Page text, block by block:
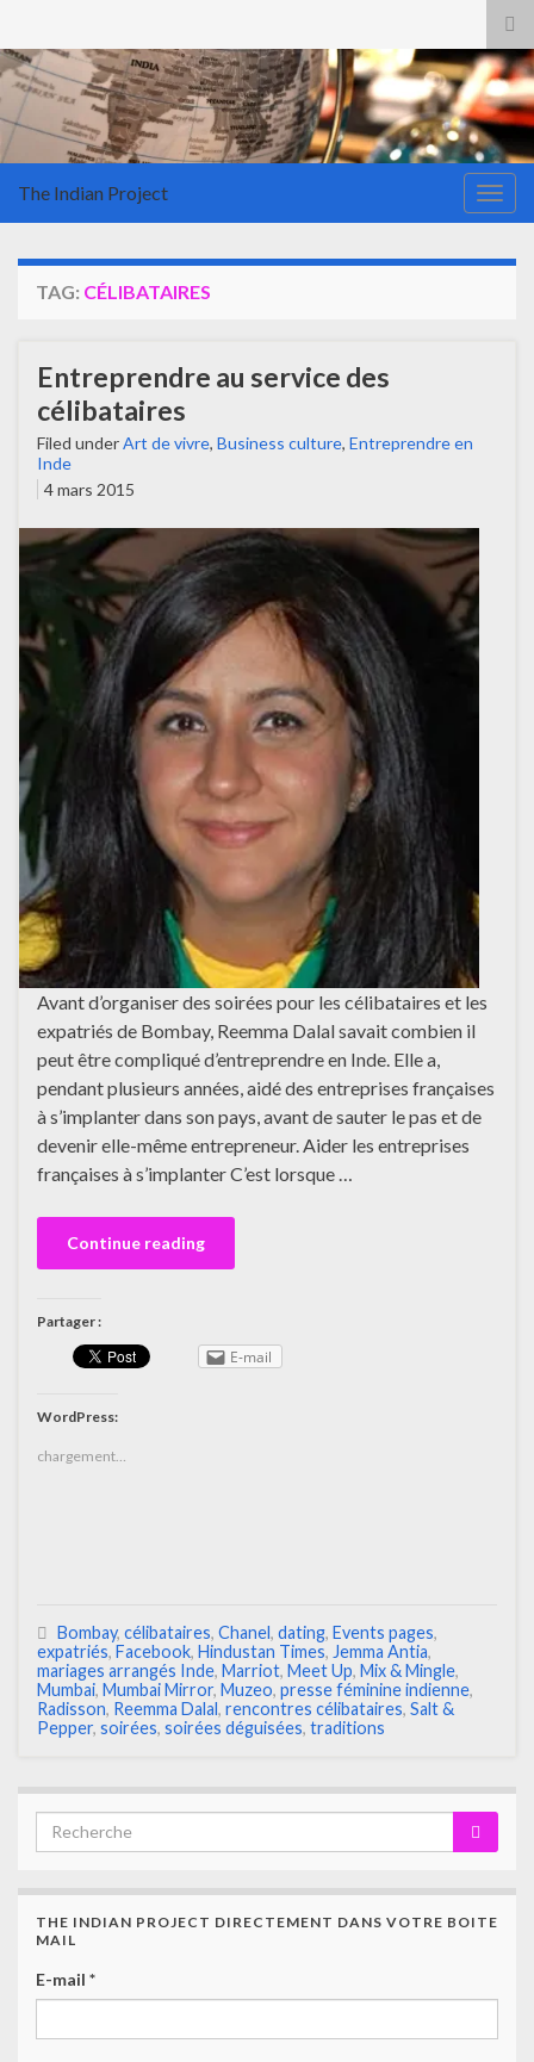
The Indian Project
TAG: CÉLIBATAIRES
Entreprendre au service des
célibataires
Filed underArt de vivre, Business culture, Entreprendre en
Inde
4 mars 2015
Avant d’organiser des soirées pour les célibataires et les
expatriés de Bombay, Reemma Dalal savait combien il
peut être compliqué d’entreprendre en Inde. Elle a,
pendant plusieurs années, aidé des entreprises françaises
à s’implanter dans son pays, avant de sauter le pas et de
devenir elle-même entrepreneur. Aider les entreprises
françaises à s’implanter C’est lorsque …
Continue reading
Partager :
E-mail
WordPress:
chargement…
Bombay, célibataires, Chanel, dating, Events pages,
expatriés, Facebook, Hindustan Times, Jemma Antia,
mariages arrangés Inde, Marriot, Meet Up, Mix & Mingle,
Mumbai, Mumbai Mirror, Muzeo, presse féminine indienne,
Radisson, Reemma Dalal, rencontres célibataires, Salt &
Pepper, soirées, soirées déguisées, traditions
THE INDIAN PROJECT DIRECTEMENT DANS VOTRE BOITE
MAIL
E-mail *